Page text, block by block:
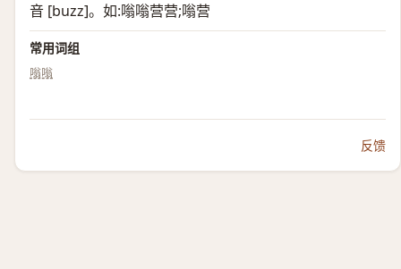
音 [buzz]。如:嗡嗡营营;嗡营
常用词组
嗡嗡
反馈